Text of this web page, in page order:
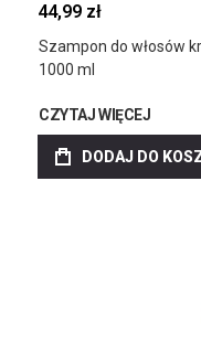
44,99 zł
Szampon do włosów
1000 ml
CZYTAJ WIĘCEJ
DODAJ DO